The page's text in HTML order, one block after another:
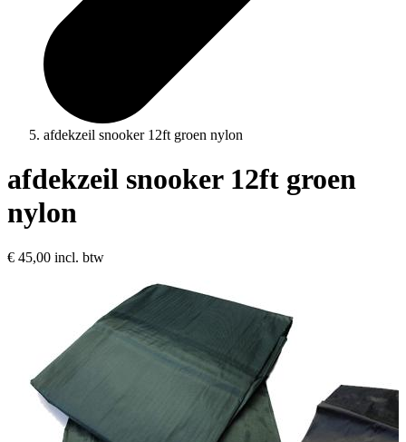
afdekzeil snooker 12ft groen nylon
afdekzeil snooker 12ft groen
nylon
€ 45,00 incl. btw